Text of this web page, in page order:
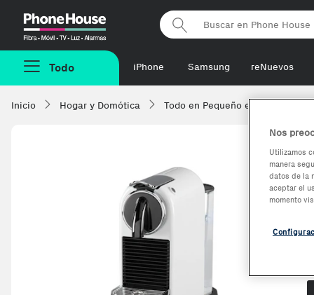
Phonehouse
Todo iPhone Samsung reNuevos
Inicio Hogar y Domótica Todo en Pequeño
Nos
Utilizamos
manera
datos de la
aceptar el
momento